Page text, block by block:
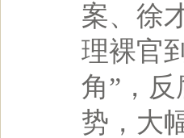
案、徐
理裸官
角”，
势，大